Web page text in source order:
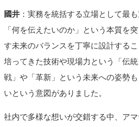
國井 ：実務を統括する立場として最
「何を伝えたいのか」という本質を
す未来のバランスを丁寧に設計する
培ってきた技術や現場力という「伝
戦」や「革新」という未来への姿勢
いという意図がありました。
社内で多様な想いが交錯する中、ア